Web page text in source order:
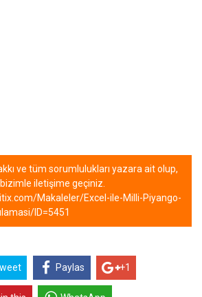
ve tüm sorumlulukları yazara ait olup,
iletişime geçiniz.
Makaleler/Excel-ile-Milli-Piyango-
ID=5451
Paylas +1